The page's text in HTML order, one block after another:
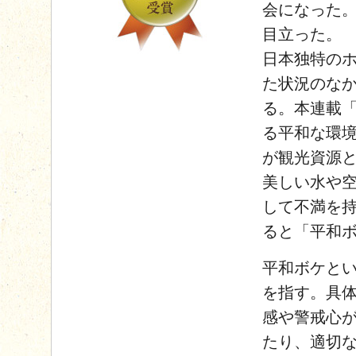
会になった
目立った。
日本独特の
た状況のな
る。本連載
る平和な環
が観光資源
美しい水や
して不満を
ると「平和
平和ボケと
を指す。具
感や警戒心
たり、適切